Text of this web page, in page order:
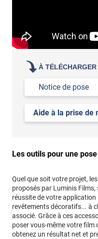
À TÉLÉCHARGER
Notice de pose
Aide à la prise de
Les outils pour une
Quel que soit votre projet,
proposés par Luminis
réussite de votre
revêtements décoratifs... à
associé. Grâce à ces
poser vous-même votre film
obtenez un résultat net et